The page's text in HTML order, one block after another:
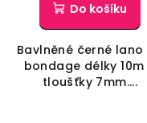
Do košíku
Bavlněné černé lano
bondage délky 10m
tloušťky 7mm....